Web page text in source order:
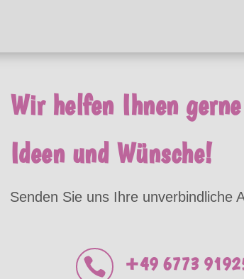
Wir helfen Ihnen
Ideen und Wünsche!
Senden Sie uns Ihre unverbindliche
 +49 6773